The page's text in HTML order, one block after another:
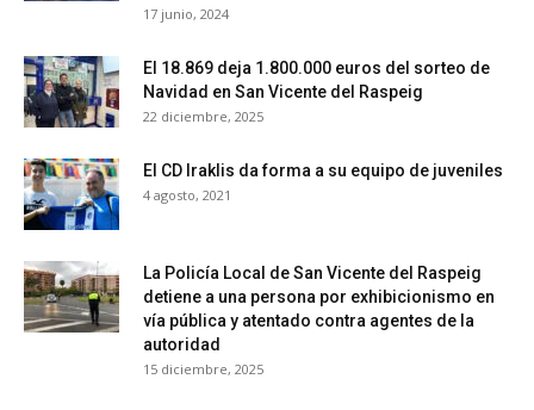
17 junio, 2024
El 18.869 deja 1.800.000 euros del sorteo de
Navidad en San Vicente del Raspeig
22 diciembre, 2025
El CD Iraklis da forma a su equipo de juveniles
4 agosto, 2021
La Policía Local de San Vicente del Raspeig
detiene a una persona por exhibicionismo en
vía pública y atentado contra agentes de la
autoridad
15 diciembre, 2025